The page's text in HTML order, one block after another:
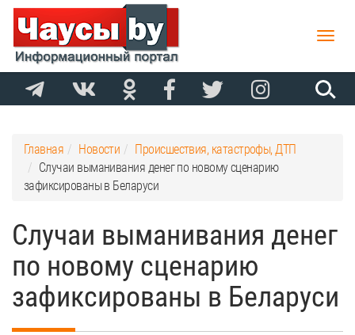
Toggle
Главная Новости
Происшествия, катастрофы, ДТП
Случаи выманивания денег по новому сценарию
зафиксированы в Беларуси
Случаи выманивания денег
по новому сценарию
зафиксированы в Беларуси